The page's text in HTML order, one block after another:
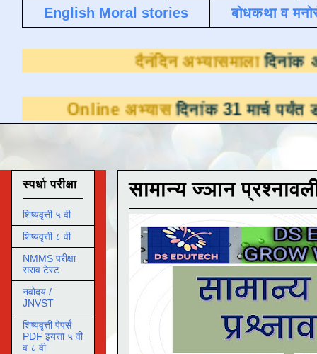
English Moral stories
बोधकथा व
दैनंदिन
अभ्यासदिनांक 31 मार्च पर्यंत
सामान्य ज्ञान
स्पर्धा परीक्षा
शिष्यवृत्ती ५ वी
शिष्यवृत्ती ८ वी
NMMS परीक्षा
सराव टेस्ट
नवोदय /
JNVST
शिष्यवृत्ती पेपर्स
PDF इयत्ता ५ वी
व ८ वी